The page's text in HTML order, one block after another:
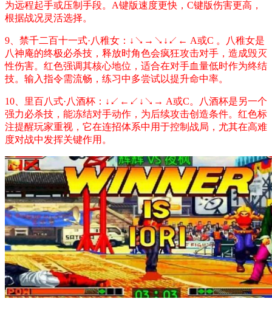
为远程起手或压制手段。A键版速度更快，C键版伤害更高，
根据战况灵活选择。
9、禁千二百十一式·八稚女：↓↘→↘↓↙← A或C 。八稚女是
八神庵的终极必杀技，释放时角色会疯狂攻击对手，造成毁灭
性伤害。红色强调其核心地位，适合在对手血量低时作为终结
技。输入指令需流畅，练习中多尝试以提升命中率。
10、里百八式·八酒杯：↓↙←↙↓↘→ A或C。八酒杯是另一个
强力必杀技，能冻结对手动作，为后续攻击创造条件。红色标
注提醒玩家重视，它在连招体系中用于控制战局，尤其在高难
度对战中发挥关键作用。